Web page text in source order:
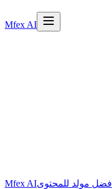
Mfex AI
Mfex AIأفضل مولد للمحتوى